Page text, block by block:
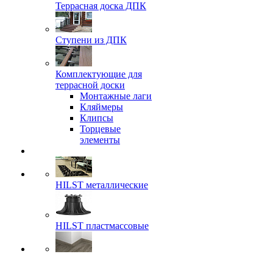
Террасная доска ДПК
Ступени из ДПК
Комплектующие для
террасной доски
Монтажные лаги
Кляймеры
Клипсы
Торцевые
элементы
HILST металлические
HILST пластмассовые